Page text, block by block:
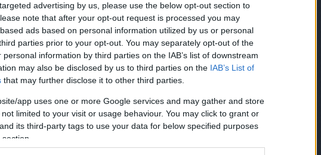
advertising by us, please use the below opt-out section to
note that after your opt-out request is processed you may
ads based on personal information utilized by us or personal
parties prior to your opt-out. You may separately opt-out of the
information by third parties on the IAB’s list of downstream
may also be disclosed by us to third parties on the IAB’s List of
that may further disclose it to other third parties.
app uses one or more Google services and may gather and store
limited to your visit or usage behaviour. You may click to grant or
its third-party tags to use your data for below specified purposes